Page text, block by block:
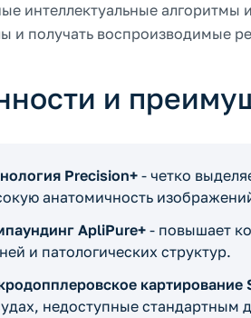
интеллектуальные
и получать воспроизводимые
и
Precision+ - четко
анатомичность
ApliPure+ - повышает
и патологических структур.
картирование
недоступные стандартным